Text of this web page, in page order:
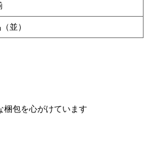
並）
梱包を心がけています